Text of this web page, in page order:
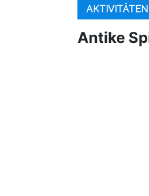
AKTIVITÄTEN
Antike